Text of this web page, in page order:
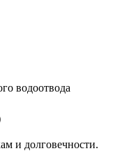
водоотвода
и долговечности.